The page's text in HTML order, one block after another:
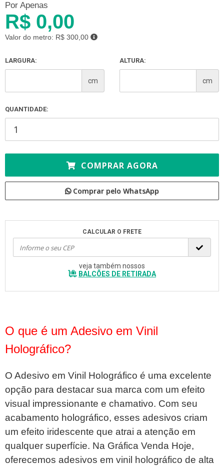
Por Apenas
R$ 0,00
Valor do metro: R$ 300,00
LARGURA:
cm
ALTURA:
cm
QUANTIDADE:
COMPRAR AGORA
Comprar pelo WhatsApp
CALCULAR O FRETE
veja também nossos
BALCÕES DE RETIRADA
O que é um Adesivo em Vinil
Holográfico?
O Adesivo em Vinil Holográfico é uma excelente
opção para destacar sua marca com um efeito
visual impressionante e chamativo. Com seu
acabamento holográfico, esses adesivos criam
um efeito iridescente que atrai a atenção em
qualquer superfície. Na Gráfica Venda Hoje,
oferecemos adesivos em vinil holográfico de alta